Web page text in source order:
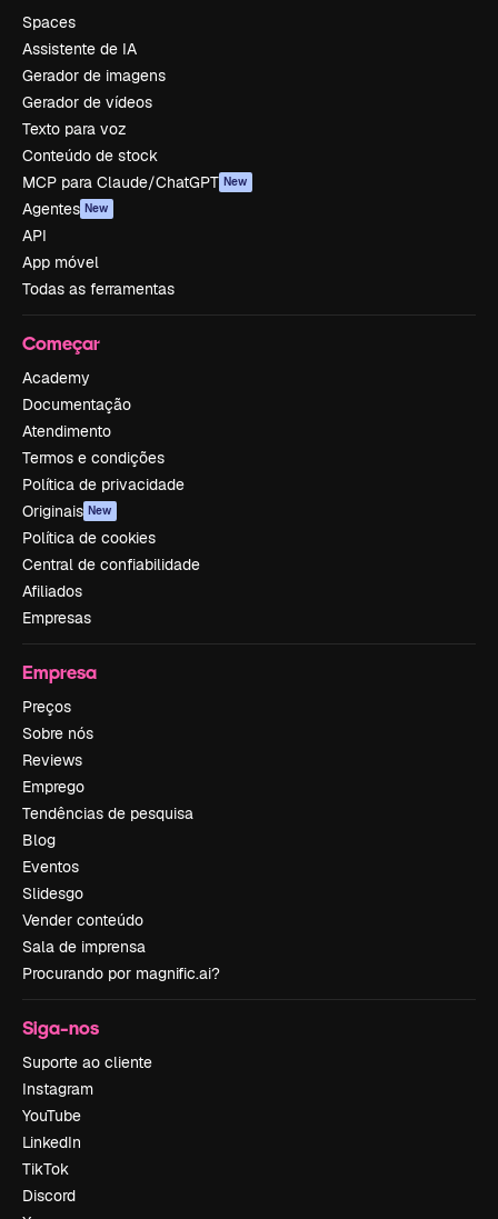
Spaces
Assistente de IA
Gerador de imagens
Gerador de vídeos
Texto para voz
Conteúdo de stock
MCP para Claude/ChatGPT New
Agentes New
API
App móvel
Todas as ferramentas
Começar
Academy
Documentação
Atendimento
Termos e condições
Política de privacidade
Originais New
Política de cookies
Central de confiabilidade
Afiliados
Empresas
Empresa
Preços
Sobre nós
Reviews
Emprego
Tendências de pesquisa
Blog
Eventos
Slidesgo
Vender conteúdo
Sala de imprensa
Procurando por magnific.ai?
Siga-nos
Suporte ao cliente
Instagram
YouTube
LinkedIn
TikTok
Discord